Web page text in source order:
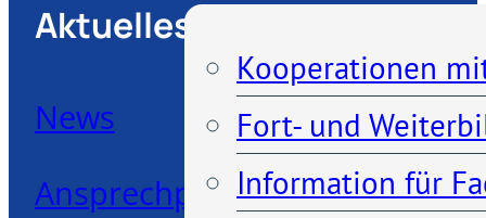
Kooperationen
Fort- und
Information für
Aktuelles
News
Ansprechpartner